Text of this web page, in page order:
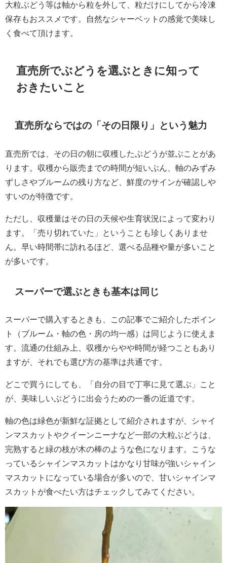
大粒ぶどう等は軸から粒を外して、粒だけにしてから冷凍
保存もおススメです。自然なシャーベットの感覚で美味し
く食べて頂けます。
直売所でぶどうを選ぶときに知って
おきたいこと
直売所ならではの「その日限り」という魅力
直売所では、その日の朝に収穫したぶどうが並ぶことがあ
ります。収穫から販売までの時間が短いぶん、軸のみずみ
ずしさやブルームの残り方など、鮮度のサインが確認しや
すいのが特徴です。
ただし、収穫量はその日の天候や生育状況によって変わり
ます。「売り切れていた」ということも珍しくありませ
ん。早い時間帯に訪れるほど、選べる品種や量が多いこと
が多いです。
スーパーで選ぶときも基本は同じ
スーパーで購入するときも、この記事でご紹介したポイン
ト（ブルーム・軸の色・房の均一感）は同じように使えま
す。流通の仕組み上、収穫からやや時間が経つこともあり
ますが、それでも選び方の基準は共通です。
どこで買うにしても、「自分の目で丁寧に見て選ぶ」こと
が、美味しいぶどうに出会うための一番の近道です。
軸の色は緑色が新鮮な証拠として紹介されますが、シャイ
ンマスカットやクイーンニーナなど一部の大粒ぶどうは、
完熟すると緑の枝が木の棒のような色になります。こうな
っているシャインマスカットはかなり甘味が強いシャイン
マスカットになっている場合が多いので、甘いシャインマ
スカットが食べたい方はチェックしてみてください。